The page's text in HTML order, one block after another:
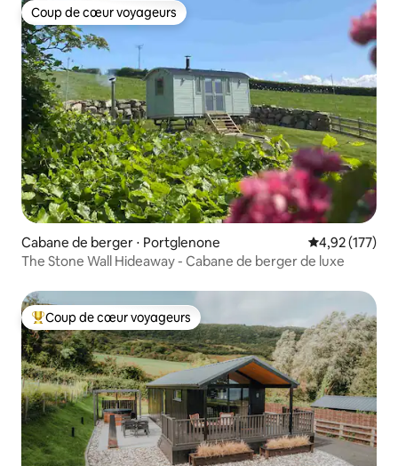
Coup de cœur voyageurs
Coup de cœur voyageurs
Cabane de berger ⋅ Portglenone Évaluation
4,92 (177)
The Stone Wall Hideaway - Cabane de berger de luxe
Coups de cœur voyageurs les plus appréciés
Coup de cœur voyageurs